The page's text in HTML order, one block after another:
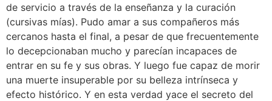
de servicio a través de la enseñanza y la curación
(cursivas mías). Pudo amar a sus compañeros más
cercanos hasta el final, a pesar de que frecuentemente
lo decepcionaban mucho y parecían incapaces de
entrar en su fe y sus obras. Y luego fue capaz de morir
una muerte insuperable por su belleza intrínseca y
efecto histórico. Y en esta verdad yace el secreto del